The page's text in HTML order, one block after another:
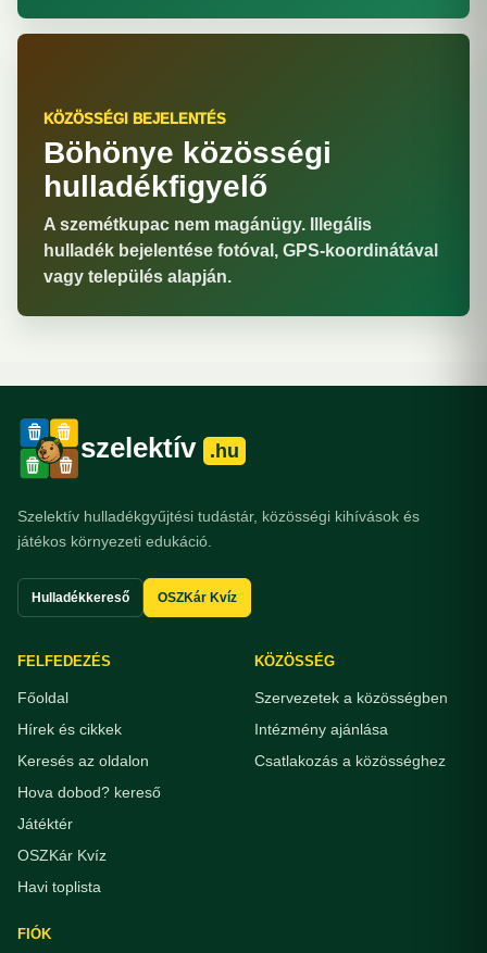
KÖZÖSSÉGI BEJELENTÉS
Böhönye közösségi
hulladékfigyelő
A szemétkupac nem magánügy. Illegális
hulladék bejelentése fotóval, GPS-koordinátával
vagy település alapján.
szelektív .hu
Szelektív hulladékgyűjtési tudástár, közösségi kihívások és
játékos környezeti edukáció.
Hulladékkereső OSZKár Kvíz
FELFEDEZÉS
Főoldal
Hírek és cikkek
Keresés az oldalon
Hova dobod? kereső
Játéktér
OSZKár Kvíz
Havi toplista
KÖZÖSSÉG
Szervezetek a közösségben
Intézmény ajánlása
Csatlakozás a közösséghez
FIÓK